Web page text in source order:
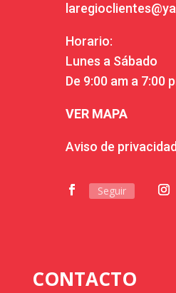
Horario:
Lunes a Sábado
De 9:00 am a 7:00
VER MAPA
Aviso de
Seguir
CONTACTO